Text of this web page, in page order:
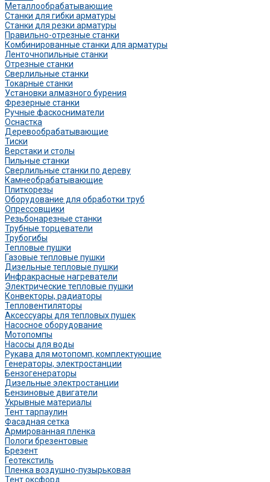
Металлообрабатывающие
Станки для гибки арматуры
Станки для резки арматуры
Правильно-отрезные станки
Комбинированные станки для арматуры
Ленточнопильные станки
Отрезные станки
Сверлильные станки
Токарные станки
Установки алмазного бурения
Фрезерные станки
Ручные фаскосниматели
Оснастка
Деревообрабатывающие
Тиски
Верстаки и столы
Пильные станки
Сверлильные станки по дереву
Камнеобрабатывающие
Плиткорезы
Оборудование для обработки труб
Опрессовщики
Резьбонарезные станки
Трубные торцеватели
Трубогибы
Тепловые пушки
Газовые тепловые пушки
Дизельные тепловые пушки
Инфракрасные нагреватели
Электрические тепловые пушки
Конвекторы, радиаторы
Тепловентиляторы
Аксессуары для тепловых пушек
Насосное оборудование
Мотопомпы
Насосы для воды
Рукава для мотопомп, комплектующие
Генераторы, электростанции
Бензогенераторы
Дизельные электростанции
Бензиновые двигатели
Укрывные материалы
Тент тарпаулин
Фасадная сетка
Армированная пленка
Пологи брезентовые
Брезент
Геотекстиль
Пленка воздушно-пузырьковая
Тент оксфорд